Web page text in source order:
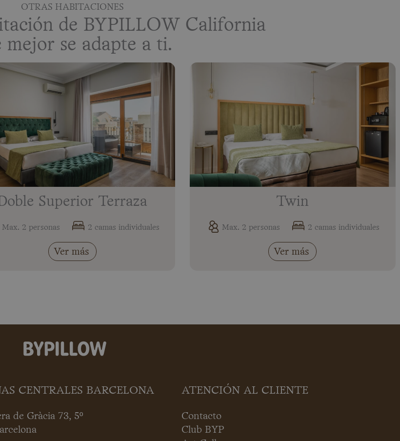
OTRAS HABITACIONES
de BYPILLOW California
mejor se adapte a ti.
Superior Terraza
Max. 2 personas 2 camas individuales
Ver más
Twin
Max. 2 personas 2 camas individuales
Ver más
CENTRALES BARCELONA
de Gràcia 73, 5º
ATENCIÓN AL CLIENTE
Contacto
Club BYP